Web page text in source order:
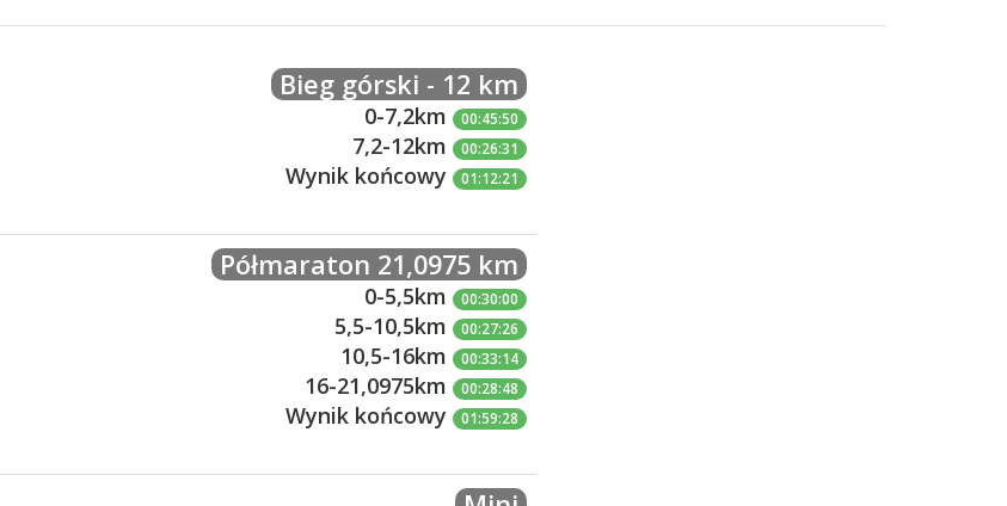
Bieg górski - 12 km
0-7,2km 00:45:50
7,2-12km 00:26:31
Wynik końcowy 01:12:21
Półmaraton 21,0975 km
0-5,5km 00:30:00
5,5-10,5km 00:27:26
10,5-16km 00:33:14
16-21,0975km 00:28:48
Wynik końcowy 01:59:28